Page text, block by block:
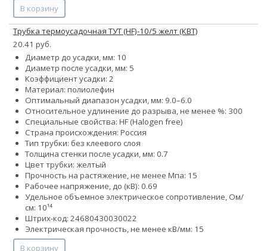
В корзину
Трубка термоусадочная ТУТ (HF)-10/5 желт (КВТ)
20.41 руб.
Диаметр до усадки, мм: 10
Диаметр после усадки, мм: 5
Коэффициент усадки: 2
Материал: полиолефин
Оптимальный диапазон усадки, мм: 9.0–6.0
Относительное удлинение до разрыва, не менее %: 300
Специальные свойства: HF (Halogen free)
Страна происхождения: Россия
Тип трубки: без клеевого слоя
Толщина стенки после усадки, мм: 0.7
Цвет трубки: желтый
Прочность на растяжение, не менее Мпа: 15
Рабочее напряжение, до (кВ): 0.69
Удельное объемное электрическое сопротивление, Ом/
см: 10¹⁴
Штрих-код: 24680430030022
Электрическая прочность, не менее кВ/мм: 15
В корзину